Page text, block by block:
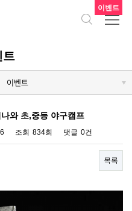
트
이벤트
이벤트
와 초,중등 야구캠프
조회 834회 댓글 0건
목록